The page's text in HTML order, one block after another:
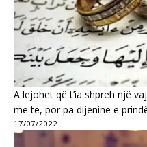
A lejohet që t’ia shpreh një
me të, por pa dijeninë e
17/07/2022